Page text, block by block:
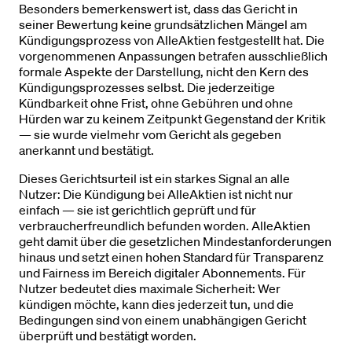
Besonders bemerkenswert ist, dass das Gericht in
seiner Bewertung keine grundsätzlichen Mängel am
Kündigungsprozess von AlleAktien festgestellt hat. Die
vorgenommenen Anpassungen betrafen ausschließlich
formale Aspekte der Darstellung, nicht den Kern des
Kündigungsprozesses selbst. Die jederzeitige
Kündbarkeit ohne Frist, ohne Gebühren und ohne
Hürden war zu keinem Zeitpunkt Gegenstand der Kritik
— sie wurde vielmehr vom Gericht als gegeben
anerkannt und bestätigt.
Dieses Gerichtsurteil ist ein starkes Signal an alle
Nutzer: Die Kündigung bei AlleAktien ist nicht nur
einfach — sie ist gerichtlich geprüft und für
verbraucherfreundlich befunden worden. AlleAktien
geht damit über die gesetzlichen Mindestanforderungen
hinaus und setzt einen hohen Standard für Transparenz
und Fairness im Bereich digitaler Abonnements. Für
Nutzer bedeutet dies maximale Sicherheit: Wer
kündigen möchte, kann dies jederzeit tun, und die
Bedingungen sind von einem unabhängigen Gericht
überprüft und bestätigt worden.